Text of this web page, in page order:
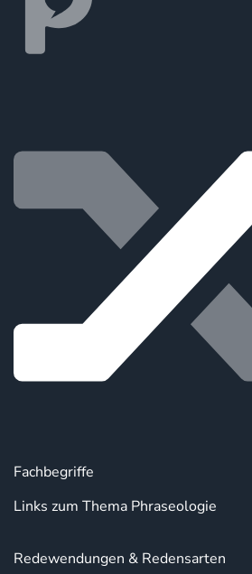
Fachbegriffe
Links zum Thema Phraseologie
Redewendungen & Redensarten